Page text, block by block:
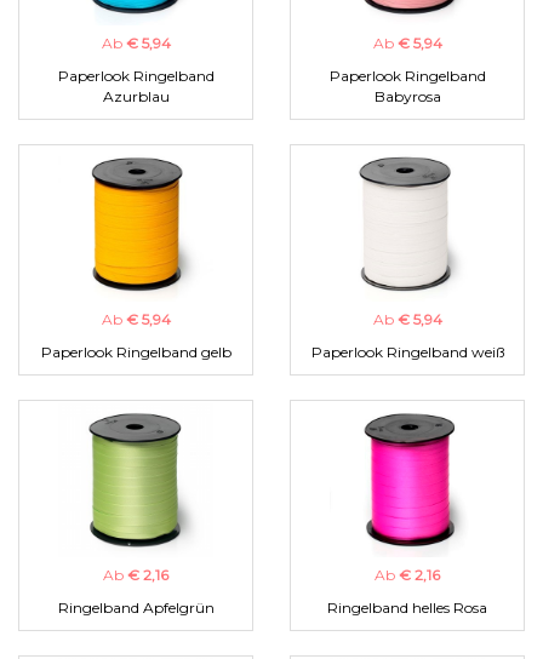
Ab € 5,94
Paperlook Ringelband
Azurblau
Ab € 5,94
Paperlook Ringelband
Babyrosa
Ab € 5,94
Paperlook Ringelband gelb
Ab € 5,94
Paperlook Ringelband weiß
Ab € 2,16
Ringelband Apfelgrün
Ab € 2,16
Ringelband helles Rosa